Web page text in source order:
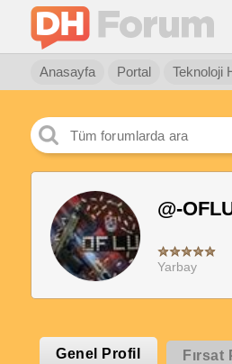
Anasayfa Portal Teknoloji
@-
Yarbay
Genel Profil Fırsat